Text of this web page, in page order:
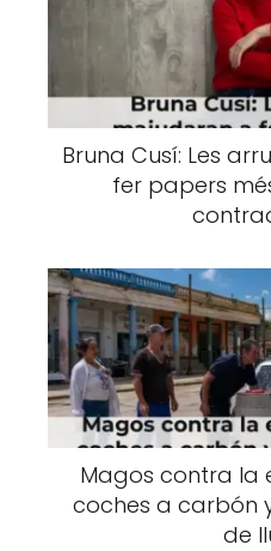
Bruna Cusí: Les
fer papers
Magos contra la
coches a carbón
de